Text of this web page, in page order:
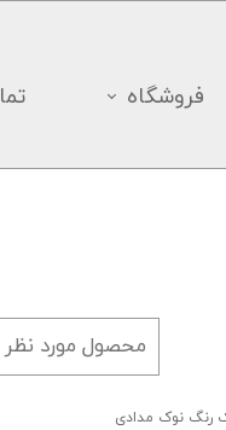
فروشگاه
رنگ نوک مدادی